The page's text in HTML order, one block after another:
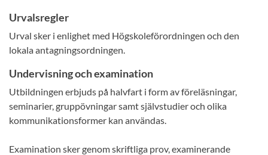
Urvalsregler
Urval sker i enlighet med Högskoleförordningen och den
lokala antagningsordningen.
Undervisning och examination
Utbildningen erbjuds på halvfart i form av föreläsningar,
seminarier, gruppövningar samt självstudier och olika
kommunikationsformer kan användas.
Examination sker genom skriftliga prov, examinerande